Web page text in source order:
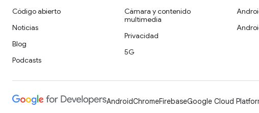
Código abierto
Noticias
Blog
Podcasts
Cámara y contenido
multimedia
Privacidad
5G
AndroidChromeFirebaseGoogle Cloud